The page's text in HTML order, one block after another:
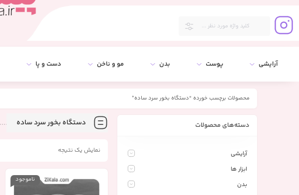
آرایشی پوست بدن مو و ناخن دست و پا
محصولات برچسب خورده “دستگاه بخور سرد ساده”
دستگاه بخور سرد ساده
نمایش یک نتیجه
ناموجود
دسته‌های محصولات
آرایشی
ابزار ها
بدن